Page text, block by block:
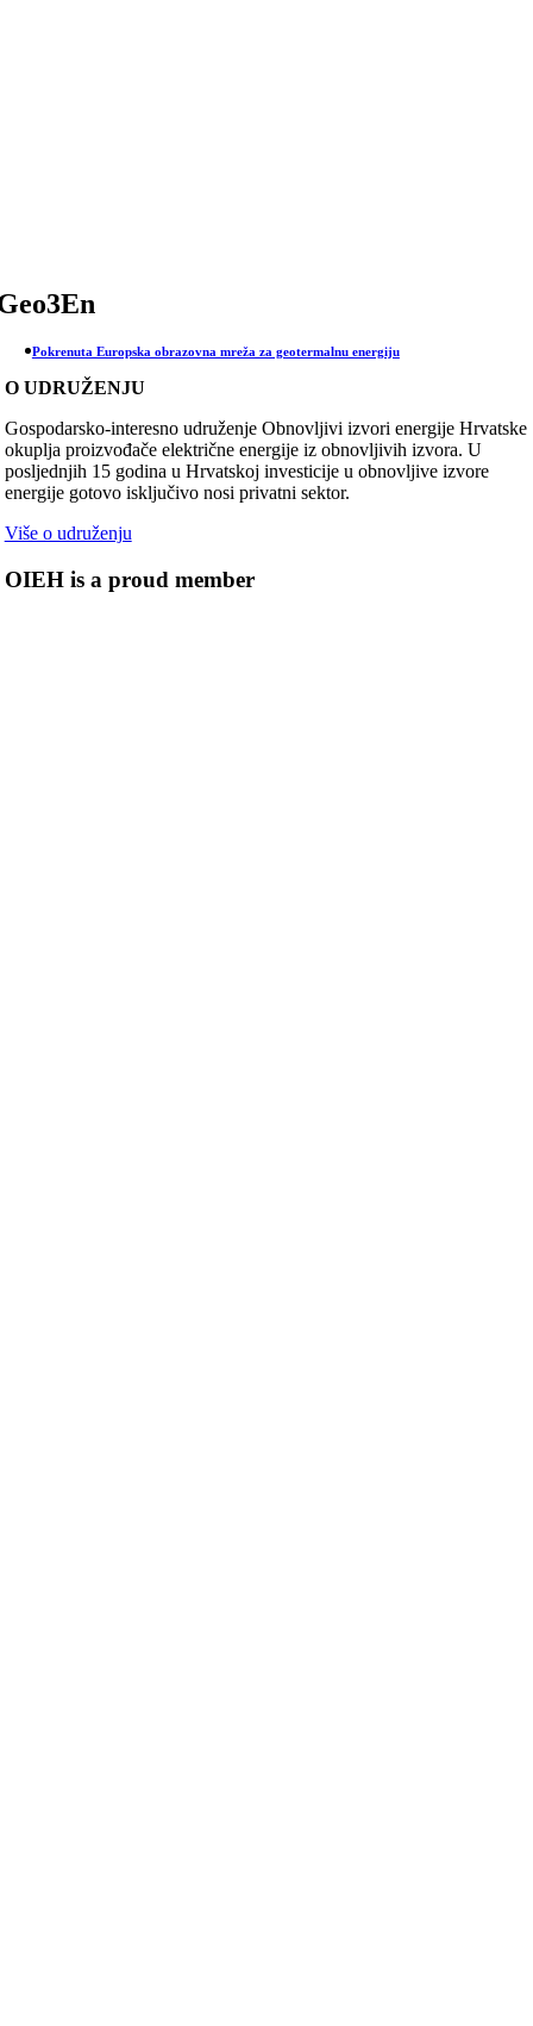
Pokrenuta Europska obrazovna mreža za geotermalnu energiju
O UDRUŽENJU
Gospodarsko-interesno udruženje Obnovljivi izvori energije Hrvatske
okuplja proizvođače električne energije iz obnovljivih izvora. U
posljednjih 15 godina u Hrvatskoj investicije u obnovljive izvore
energije gotovo isključivo nosi privatni sektor.
Više o udruženju
OIEH is a proud member